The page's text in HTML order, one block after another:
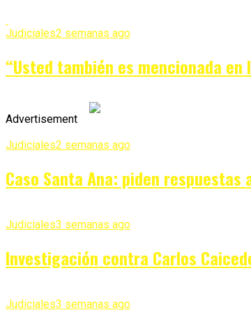
Judiciales2 semanas ago
“Usted también es mencionada
Advertisement
Judiciales2 semanas ago
Caso Santa Ana: piden
Judiciales3 semanas ago
Investigación contra Carlos
Judiciales3 semanas ago